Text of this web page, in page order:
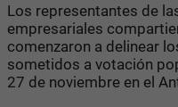
Los representantes de
empresariales
comenzaron a delinear
sometidos a votación
27 de noviembre en el